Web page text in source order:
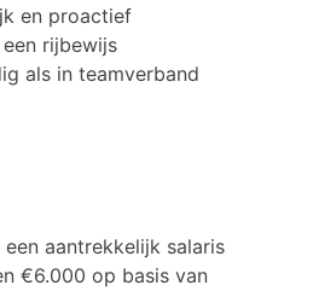
en proactief
rijbewijs
als in teamverband
aantrekkelijk salaris
€6.000 op basis van